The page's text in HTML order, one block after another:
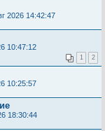
2026 14:42:47
10:47:12
1 2
10:25:57
18:30:44